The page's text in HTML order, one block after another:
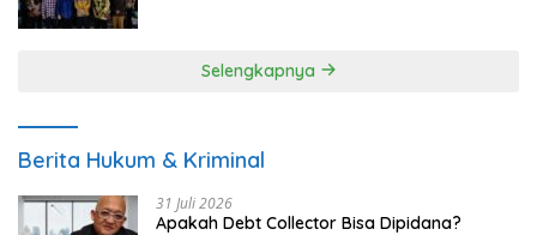
Selengkapnya
Berita Hukum & Kriminal
31 Juli 2026
Apakah Debt Collector Bisa Dipidana?